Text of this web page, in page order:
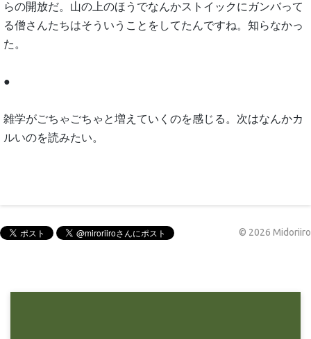
らの開放だ。山の上のほうでなんかストイックにガンバって
る僧さんたちはそういうことをしてたんですね。知らなかっ
た。
●
雑学がごちゃごちゃと増えていくのを感じる。次はなんかカ
ルいのを読みたい。
© 2026 Midoriiro